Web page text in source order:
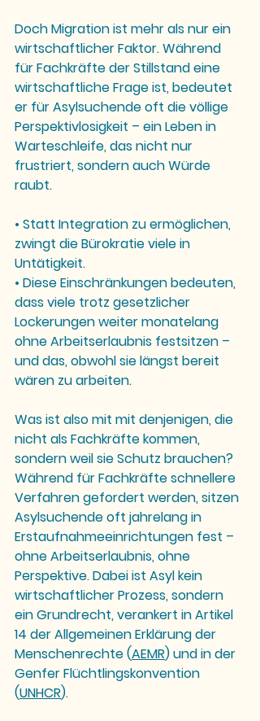
Doch Migration ist mehr als nur ein
wirtschaftlicher Faktor. Während
für Fachkräfte der Stillstand eine
wirtschaftliche Frage ist, bedeutet
er für Asylsuchende oft die völlige
Perspektivlosigkeit – ein Leben in
Warteschleife, das nicht nur
frustriert, sondern auch Würde
raubt.
• Statt Integration zu ermöglichen,
zwingt die Bürokratie viele in
Untätigkeit.
• Diese Einschränkungen bedeuten,
dass viele trotz gesetzlicher
Lockerungen weiter monatelang
ohne Arbeitserlaubnis festsitzen –
und das, obwohl sie längst bereit
wären zu arbeiten.
Was ist also mit mit denjenigen, die
nicht als Fachkräfte kommen,
sondern weil sie Schutz brauchen?
Während für Fachkräfte schnellere
Verfahren gefordert werden, sitzen
Asylsuchende oft jahrelang in
Erstaufnahmeeinrichtungen fest –
ohne Arbeitserlaubnis, ohne
Perspektive. Dabei ist Asyl kein
wirtschaftlicher Prozess, sondern
ein Grundrecht, verankert in Artikel
14 der Allgemeinen Erklärung der
Menschenrechte (AEMR) und in der
Genfer Flüchtlingskonvention
(UNHCR).